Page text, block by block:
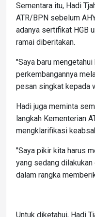
Sementara itu, Hadi
ATR/BPN sebelum
adanya sertifikat HGB
ramai diberitakan.
"Saya baru
perkembangannya
pesan singkat kepada
Hadi juga meminta
langkah Kementerian
mengklarifikasi
"Saya pikir kita harus
yang sedang
dalam rangka
Untuk diketahui, Hadi